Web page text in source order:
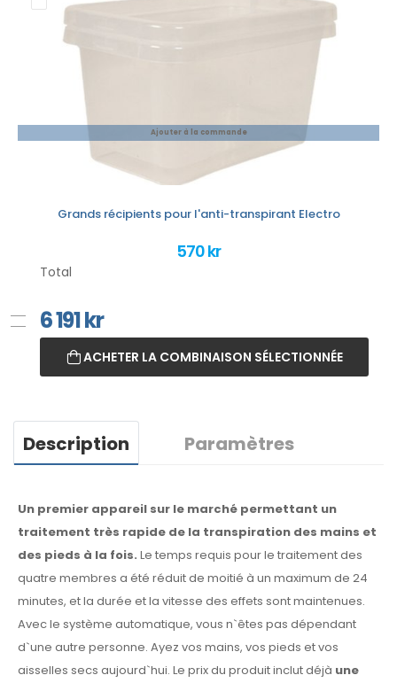
Ajouter à la commande
Grands récipients pour l'anti-transpirant Electro
570 kr
Total
6 191kr
ACHETER LA COMBINAISON SÉLECTIONNÉE
Description Paramètres
Un premier appareil sur le marché permettant un
traitement très rapide de la transpiration des mains et
des pieds à la fois. Le temps requis pour le traitement des
quatre membres a été réduit de moitié à un maximum de 24
minutes, et la durée et la vitesse des effets sont maintenues.
Avec le système automatique, vous n`êtes pas dépendant
d`une autre personne. Ayez vos mains, vos pieds et vos
aisselles secs aujourd`hui. Le prix du produit inclut déjà une